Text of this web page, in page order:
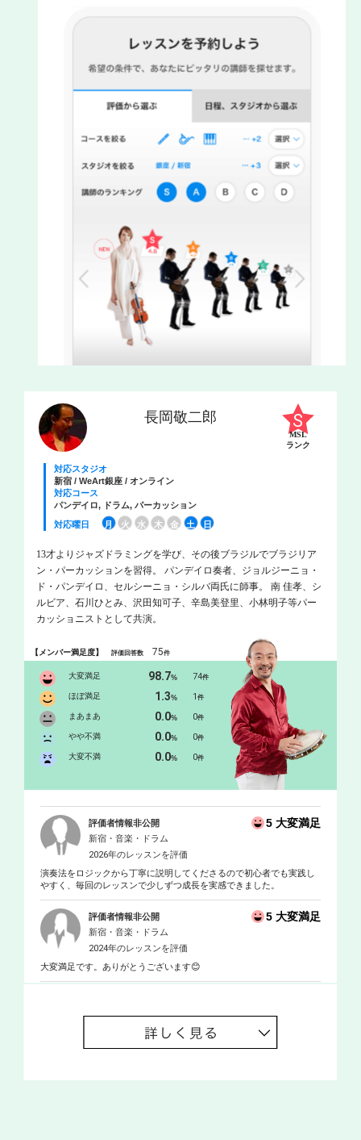
長岡敬二郎
MSL
ランク
対応スタジオ
新宿 / WeArt銀座 / オンライン
対応コース
パンデイロ, ドラム, パーカッション
対応曜日
月 火 水 木 金 土 日
13才よりジャズドラミングを学び、その後ブラジルでブラジリア
ン・パーカッションを習得。 パンデイロ奏者、ジョルジーニョ・
ド・パンデイロ、セルシーニョ・シルバ両氏に師事。 南 佳孝、シ
ルビア、石川ひとみ、沢田知可子、辛島美登里、小林明子等パー
カッショニストとして共演。
【メンバー満足度】評価回答数 75件
大変満足 98.7% 74件
ほぼ満足 1.3% 1件
まあまあ 0.0% 0件
やや不満 0.0% 0件
大変不満 0.0% 0件
評価者情報非公開 5 大変満足
新宿・音楽・ドラム
2026年のレッスンを評価
演奏法をロジックから丁寧に説明してくださるので初心者でも実践し
やすく、毎回のレッスンで少しずつ成長を実感できました。
評価者情報非公開 5 大変満足
新宿・音楽・ドラム
2024年のレッスンを評価
大変満足です。ありがとうございます😊